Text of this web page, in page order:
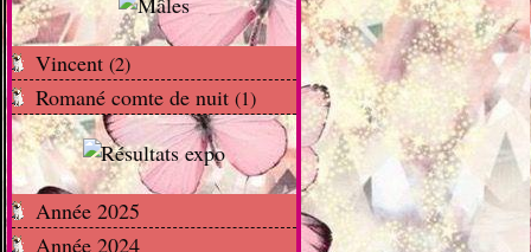
Vincent (2)
Romané comte de nuit (1)
Année 2025
Année 2024